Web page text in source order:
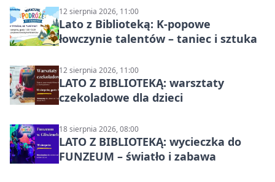
12 sierpnia 2026, 11:00
Lato z Biblioteką: K-popowe
łowczynie talentów – taniec i sztuka
12 sierpnia 2026, 11:00
LATO Z BIBLIOTEKĄ: warsztaty
czekoladowe dla dzieci
18 sierpnia 2026, 08:00
LATO Z BIBLIOTEKĄ: wycieczka do
FUNZEUM – światło i zabawa